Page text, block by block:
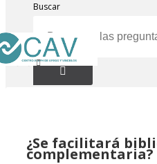
¿Se facilitará
complementaria?